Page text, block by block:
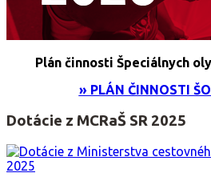
Plán činnosti Špeciálnych
» PLÁN ČINNOSTI
Dotácie z MCRaŠ SR 2025